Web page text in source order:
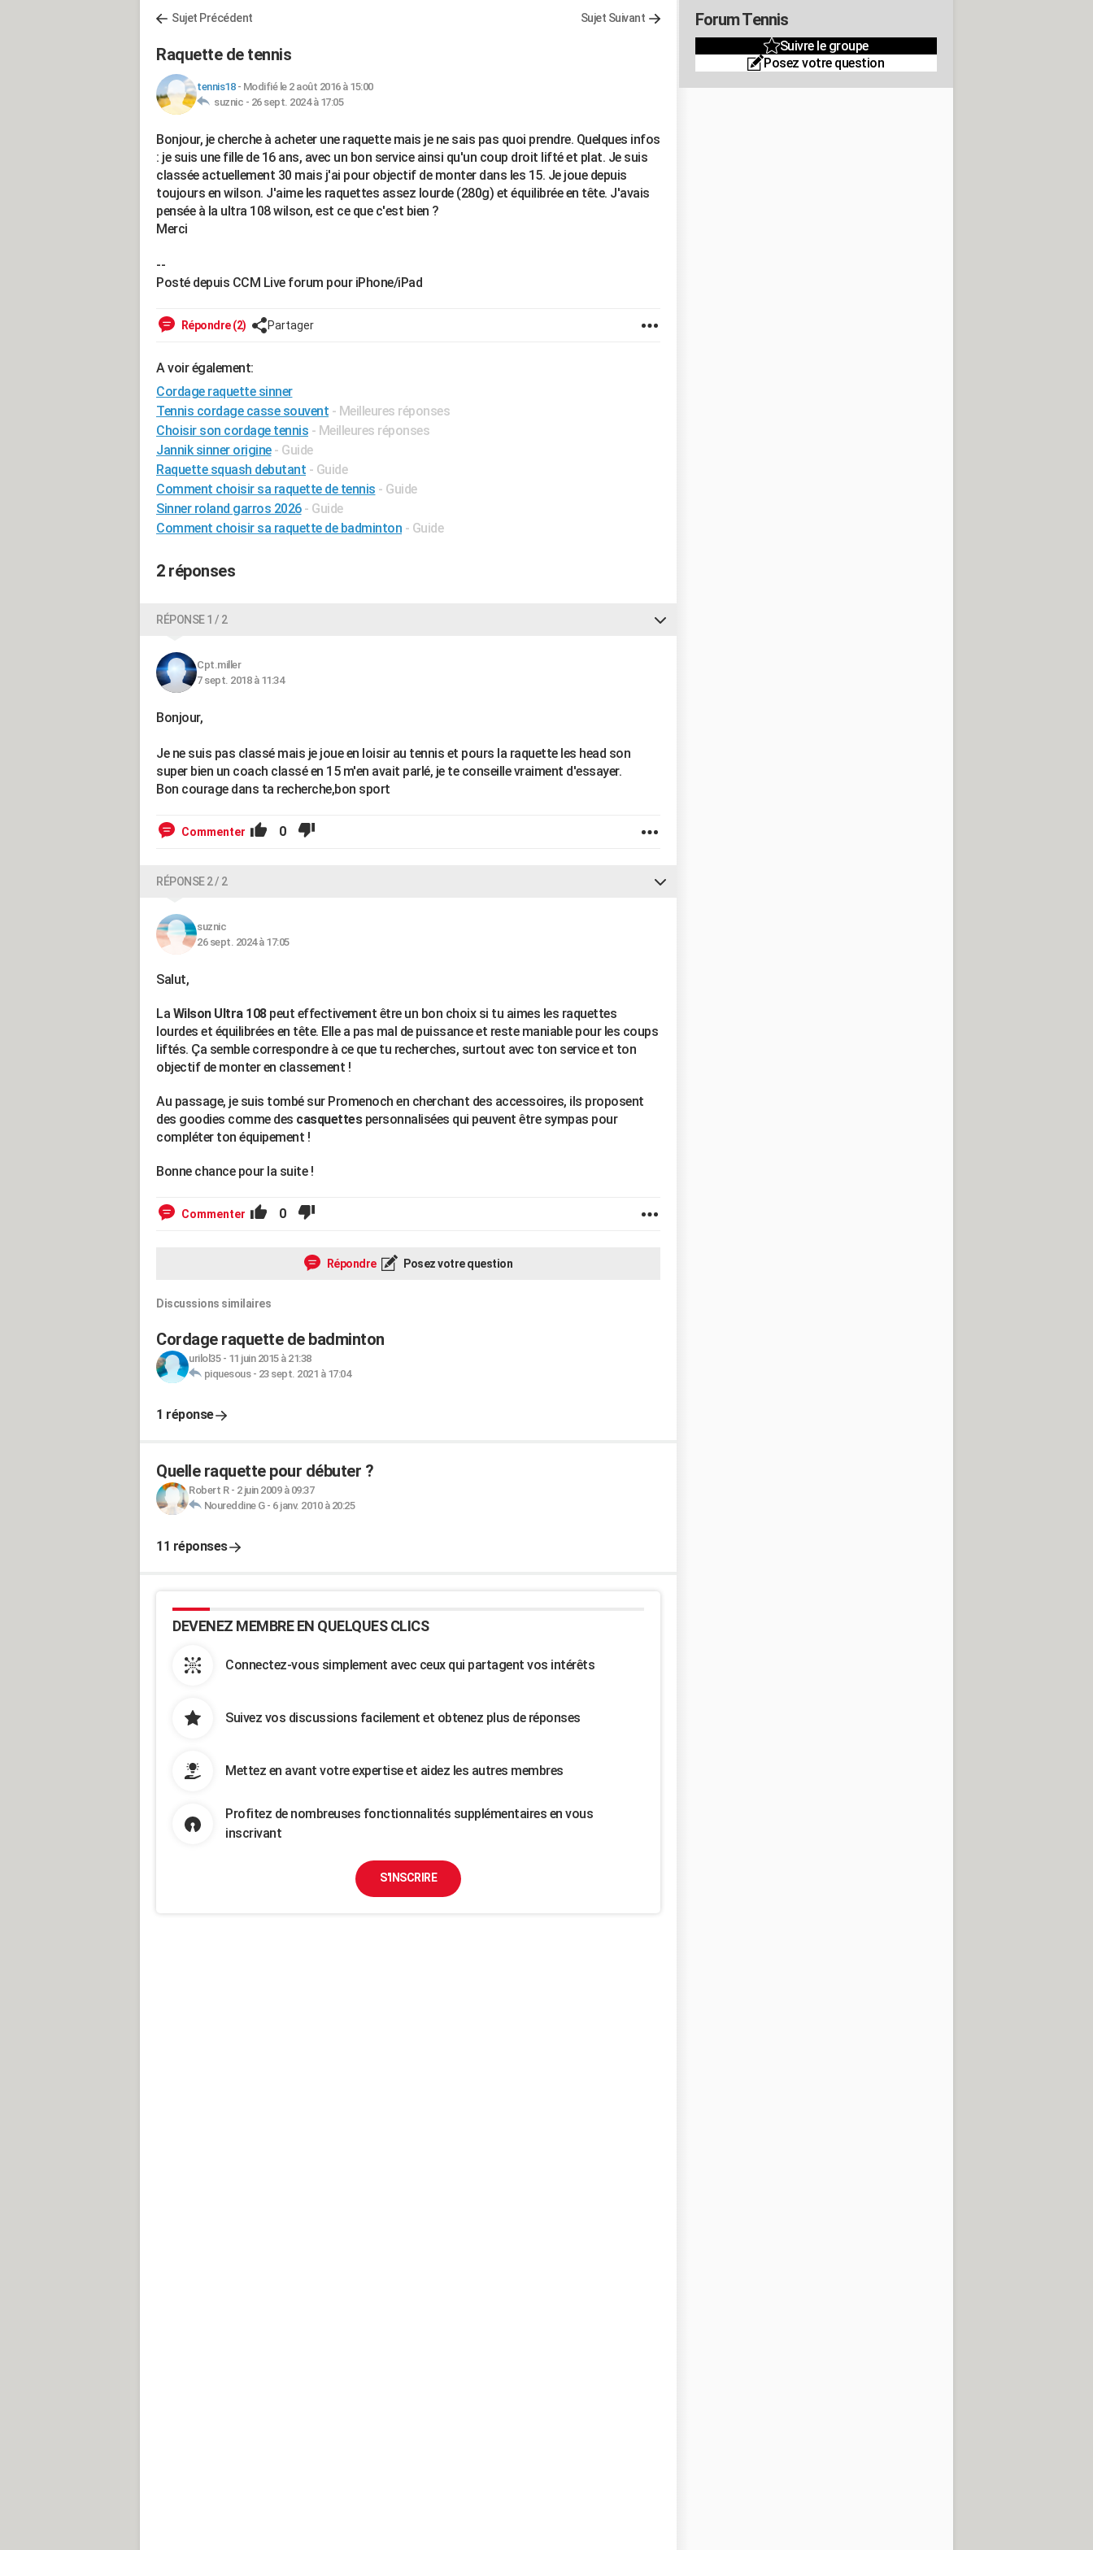
Sujet Précédent Sujet Suivant
Raquette de tennis
tennis18- Modifié le 2 août 2016 à 15:00
suznic - 26 sept. 2024 à 17:05
Bonjour, je cherche à acheter une raquette mais je ne sais pas quoi prendre. Quelques infos
: je suis une fille de 16 ans, avec un bon service ainsi qu'un coup droit lifté et plat. Je suis
classée actuellement 30 mais j'ai pour objectif de monter dans les 15. Je joue depuis
toujours en wilson. J'aime les raquettes assez lourde (280g) et équilibrée en tête. J'avais
pensée à la ultra 108 wilson, est ce que c'est bien ?
Merci
--
Posté depuis CCM Live forum pour iPhone/iPad
Répondre (2) Partager
A voir également:
Cordage raquette sinner
Tennis cordage casse souvent - Meilleures réponses
Choisir son cordage tennis - Meilleures réponses
Jannik sinner origine - Guide
Raquette squash debutant - Guide
Comment choisir sa raquette de tennis - Guide
Sinner roland garros 2026 - Guide
Comment choisir sa raquette de badminton - Guide
2 réponses
RÉPONSE 1 / 2
Cpt.miller
7 sept. 2018 à 11:34
Bonjour,
Je ne suis pas classé mais je joue en loisir au tennis et pours la raquette les head son
super bien un coach classé en 15 m'en avait parlé, je te conseille vraiment d'essayer.
Bon courage dans ta recherche,bon sport
Commenter 0
RÉPONSE 2 / 2
suznic
26 sept. 2024 à 17:05
Salut,
La Wilson Ultra 108peut effectivement être un bon choix si tu aimes les raquettes
lourdes et équilibrées en tête. Elle a pas mal de puissance et reste maniable pour les coups
liftés. Ça semble correspondre à ce que tu recherches, surtout avec ton service et ton
objectif de monter en classement !
Au passage, je suis tombé sur Promenoch en cherchant des accessoires, ils proposent
des goodies comme des casquettespersonnalisées qui peuvent être sympas pour
compléter ton équipement !
Bonne chance pour la suite !
Commenter 0
Répondre Posez votre question
Discussions similaires
Cordage raquette de badminton
urilol35- 11 juin 2015 à 21:38
piquesous- 23 sept. 2021 à 17:04
1 réponse
Quelle raquette pour débuter ?
Robert R- 2 juin 2009 à 09:37
Noureddine G- 6 janv. 2010 à 20:25
11 réponses
DEVENEZ MEMBRE EN QUELQUES CLICS
Connectez-vous simplement avec ceux qui partagent vos intérêts
Suivez vos discussions facilement et obtenez plus de réponses
Mettez en avant votre expertise et aidez les autres membres
Profitez de nombreuses fonctionnalités supplémentaires en vous
inscrivant
S'INSCRIRE
Forum Tennis
Suivre le groupe
Posez votre question